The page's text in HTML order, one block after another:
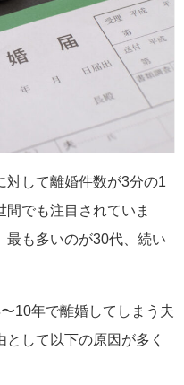
対して離婚件数が3分の1
間でも注目されていま
最も多いのが30代、続い
10年で離婚してしまう夫
して以下の原因が多く